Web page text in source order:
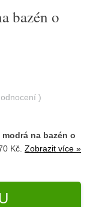
bazén o
)
na bazén o
Kč. Zobrazit více »